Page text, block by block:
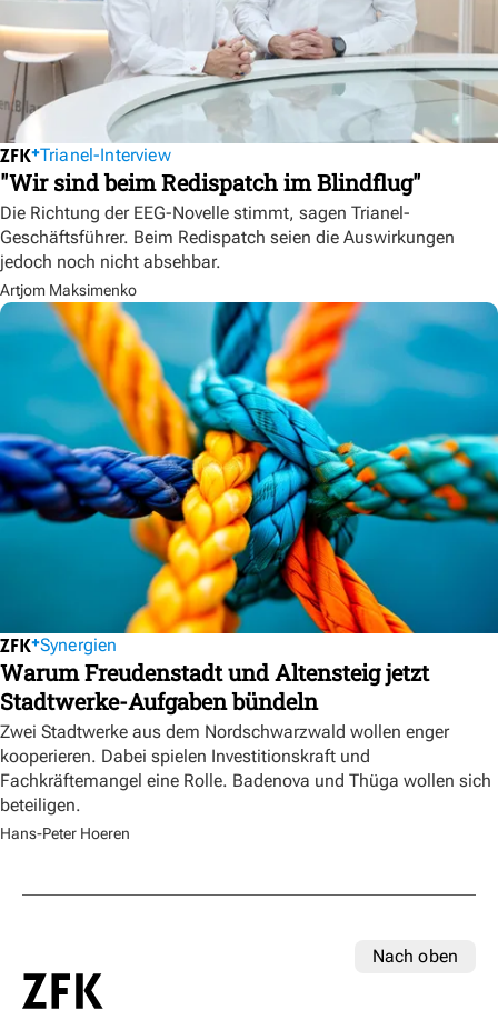
Trianel-Interview
"Wir sind beim Redispatch im Blindflug"
Die Richtung der EEG-Novelle stimmt, sagen Trianel-
Geschäftsführer. Beim Redispatch seien die Auswirkungen
jedoch noch nicht absehbar.
Artjom Maksimenko
Synergien
Warum Freudenstadt und Altensteig jetzt
Stadtwerke-Aufgaben bündeln
Zwei Stadtwerke aus dem Nordschwarzwald wollen enger
kooperieren. Dabei spielen Investitionskraft und
Fachkräftemangel eine Rolle. Badenova und Thüga wollen sich
beteiligen.
Hans-Peter Hoeren
Nach oben